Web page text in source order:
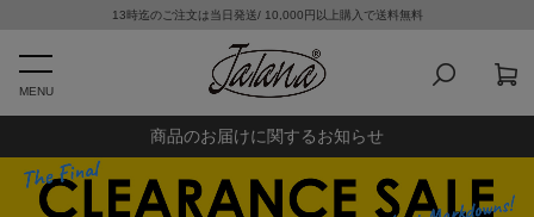
13時迄のご注文は当日発送/ 10,000円以上購入で送料無料
MENU
商品のお届けに関するお知らせ